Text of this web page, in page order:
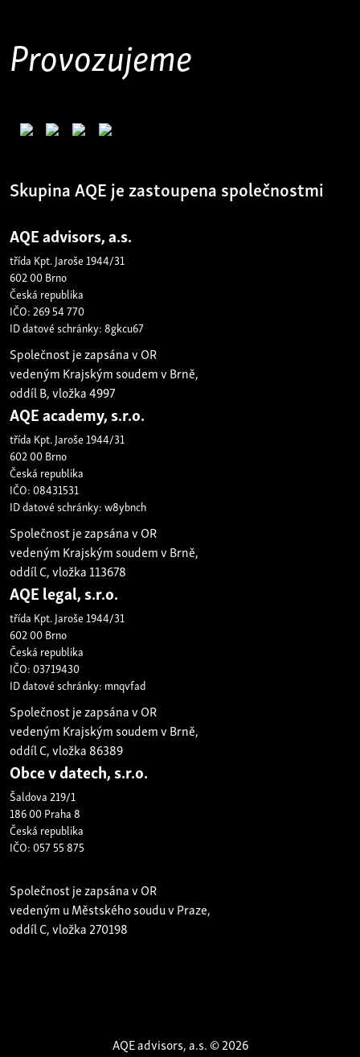
Provozujeme
Skupina AQE je zastoupena společnostmi
AQE advisors, a.s.
třída Kpt. Jaroše 1944/31
602 00 Brno
Česká republika
IČO: 269 54 770
ID datové schránky: 8gkcu67
Společnost je zapsána v OR
vedeným Krajským soudem v Brně,
oddíl B, vložka 4997
AQE academy, s.r.o.
třída Kpt. Jaroše 1944/31
602 00 Brno
Česká republika
IČO: 08431531
ID datové schránky: w8ybnch
Společnost je zapsána v OR
vedeným Krajským soudem v Brně,
oddíl C, vložka 113678
AQE legal, s.r.o.
třída Kpt. Jaroše 1944/31
602 00 Brno
Česká republika
IČO: 03719430
ID datové schránky: mnqvfad
Společnost je zapsána v OR
vedeným Krajským soudem v Brně,
oddíl C, vložka 86389
Obce v datech, s.r.o.
Šaldova 219/1
186 00 Praha 8
Česká republika
IČO: 057 55 875
Společnost je zapsána v OR
vedeným u Městského soudu v Praze,
oddíl C, vložka 270198
AQE advisors, a.s. © 2026